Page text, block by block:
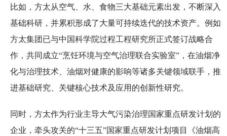
比如，方太从空气、水、食物三大基础元素出发，不断深入
基础科研，并累积形成了大量可持续迭代的技术资产。例如
方太集团已与中国科学院过程工程研究所正式签订战略合
作，共同成立“烹饪环境与空气治理联合实验室”，在油烟净
化与治理技术、油烟对健康的影响等诸多关键领域联手，推
进基础研究、关键核心技术及应用的创新性研究。
同时，方太作为行业主导大气污染治理国家重点研发计划的
企业，牵头攻关的“十三五”国家重点研发计划项目《油烟高